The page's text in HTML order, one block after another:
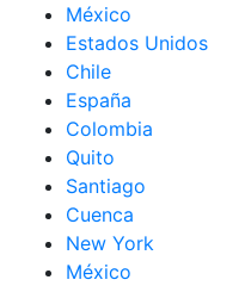
México
Estados Unidos
Chile
España
Colombia
Quito
Santiago
Cuenca
New York
México